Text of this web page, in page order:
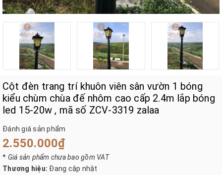
Cột đèn trang trí khuôn viên sân vườn 1 bóng
kiểu chùm chùa đế nhôm cao cấp 2.4m lắp bóng
led 15-20w , mã số ZCV-3319 zalaa
Đánh giá sản phẩm
2.550.000₫
* Giá sản phẩm chưa bao gồm VAT
Thương hiệu: Đang cập nhật